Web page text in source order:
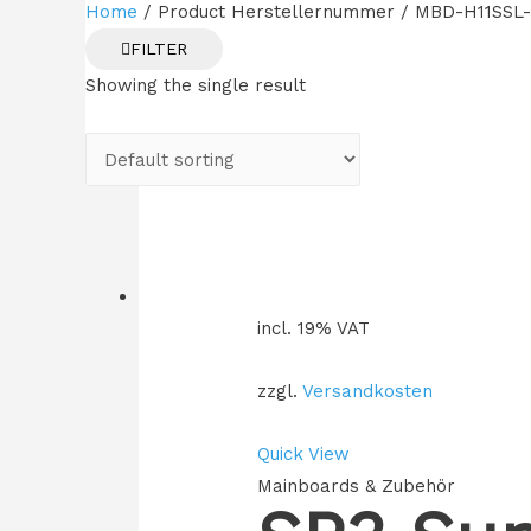
Home / Product Herstellernummer / MBD-
FILTER
Showing the single result
incl. 19% VAT
zzgl.Versandkosten
Quick View
Mainboards & Zubehör